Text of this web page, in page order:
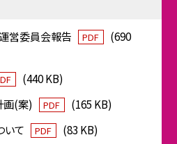
営委員会報告 PDF
(690
(440 KB)
画(案)
PDF
(165 KB)
いて
PDF (83 KB)